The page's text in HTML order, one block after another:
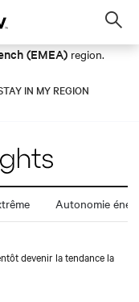
(EMEA) region.
IN MY REGION
Autonomie
devenir la tendance la